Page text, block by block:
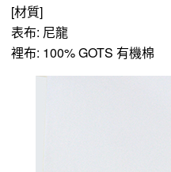
[材質]
表布: 尼龍
裡布: 100% GOTS 有機棉